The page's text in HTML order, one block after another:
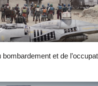
et de